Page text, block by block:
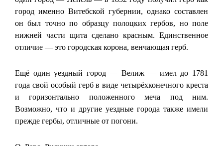
город именно Витебской губернии, однако составлен
он был точно по образцу полоцких гербов, но поле
нижней части щита сделано красным. Единственное
отличие — это городская корона, венчающая герб.
Ещё один уездный город — Велиж — имел до 1781
года свой особый герб в виде четырёхконечного креста
и горизонтально положенного меча под ним.
Возможно, что и другие уездные города также имели
прежде гербы, отличные от погони.